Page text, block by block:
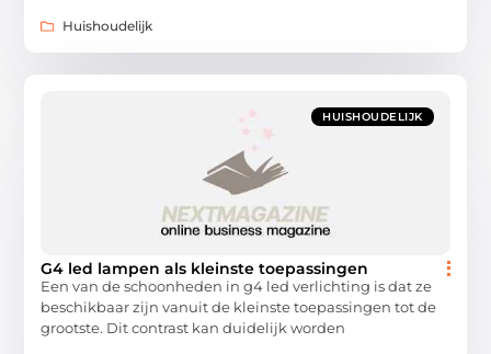
Huishoudelijk
HUISHOUDELIJK
G4 led lampen als kleinste toepassingen
Een van de schoonheden in g4 led verlichting is dat ze
beschikbaar zijn vanuit de kleinste toepassingen tot de
grootste. Dit contrast kan duidelijk worden